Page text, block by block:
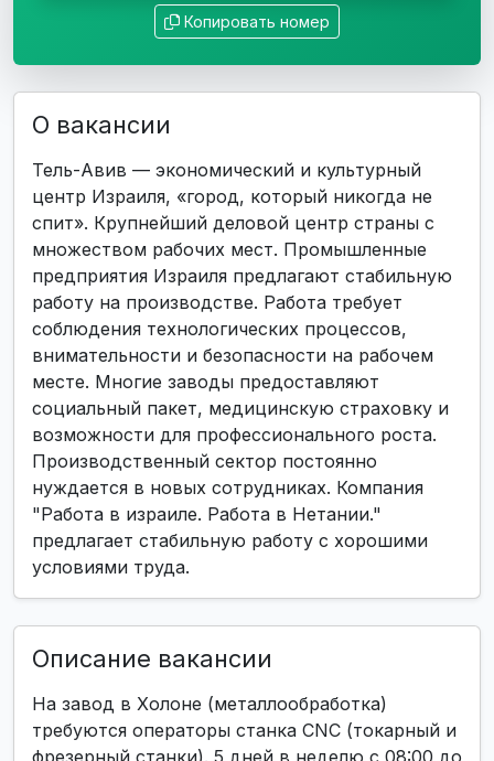
Копировать номер
О вакансии
Тель-Авив — экономический и культурный
центр Израиля, «город, который никогда не
спит». Крупнейший деловой центр страны с
множеством рабочих мест. Промышленные
предприятия Израиля предлагают стабильную
работу на производстве. Работа требует
соблюдения технологических процессов,
внимательности и безопасности на рабочем
месте. Многие заводы предоставляют
социальный пакет, медицинскую страховку и
возможности для профессионального роста.
Производственный сектор постоянно
нуждается в новых сотрудниках. Компания
"Работа в израиле. Работа в Нетании."
предлагает стабильную работу с хорошими
условиями труда.
Описание вакансии
На завод в Холоне (металлообработка)
требуются операторы станка CNC (токарный и
фрезерный станки). 5 дней в неделю с 08:00 до